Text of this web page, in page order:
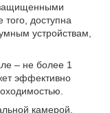
доступна
устройствам,
– не более 1
эффективно
камерой.